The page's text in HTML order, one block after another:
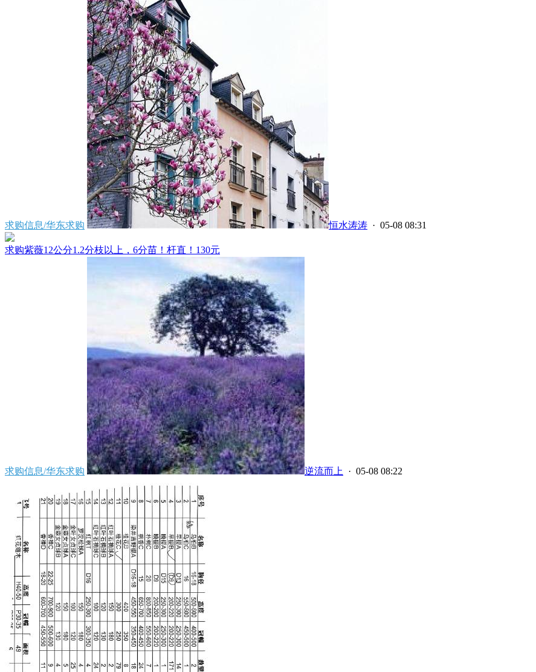
求购信息/华东求购 恒水涛涛 · 05-08 08:31
求购紫薇12公分1.2分枝以上，6分苗！杆直！130元
求购信息/华东求购 逆流而上 · 05-08 08:22